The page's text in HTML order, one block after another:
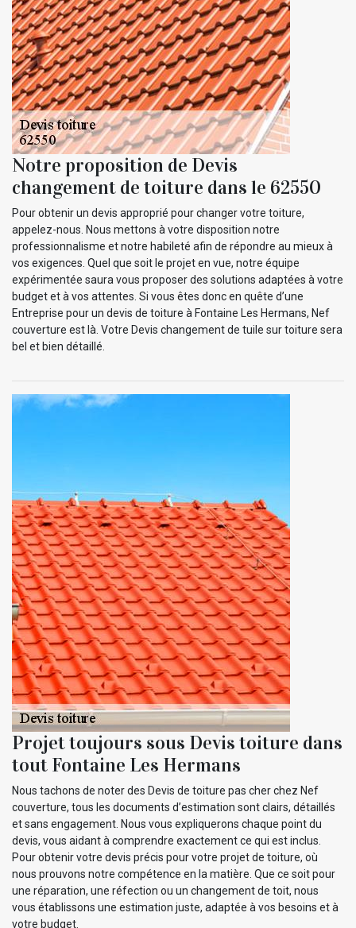
Notre proposition de Devis
changement de toiture dans le 62550
Pour obtenir un devis approprié pour changer votre toiture,
appelez-nous. Nous mettons à votre disposition notre
professionnalisme et notre habileté afin de répondre au mieux à
vos exigences. Quel que soit le projet en vue, notre équipe
expérimentée saura vous proposer des solutions adaptées à votre
budget et à vos attentes. Si vous êtes donc en quête d’une
Entreprise pour un devis de toiture à Fontaine Les Hermans, Nef
couverture est là. Votre Devis changement de tuile sur toiture sera
bel et bien détaillé.
Projet toujours sous Devis toiture dans
tout Fontaine Les Hermans
Nous tachons de noter des Devis de toiture pas cher chez Nef
couverture, tous les documents d’estimation sont clairs, détaillés
et sans engagement. Nous vous expliquerons chaque point du
devis, vous aidant à comprendre exactement ce qui est inclus.
Pour obtenir votre devis précis pour votre projet de toiture, où
nous prouvons notre compétence en la matière. Que ce soit pour
une réparation, une réfection ou un changement de toit, nous
vous établissons une estimation juste, adaptée à vos besoins et à
votre budget.